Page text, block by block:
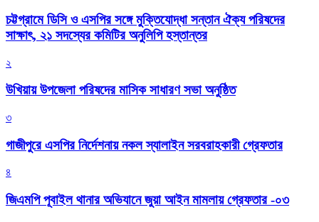
চট্টগ্রামে ডিসি ও এসপির সঙ্গে মুক্তিযোদ্ধা সন্তান ঐক্য পরিষদের
সাক্ষাৎ, ২১ সদস্যের কমিটির অনুলিপি হস্তান্তর
২
উখিয়ায় উপজেলা পরিষদের মাসিক সাধারণ সভা অনুষ্ঠিত
৩
গাজীপুরে এসপির নির্দেশনায় নকল স্যালাইন সরবরাহকারী গ্রেফতার
৪
জিএমপি পূবাইল থানার অভিযানে জুয়া আইন মামলায় গ্রেফতার -০৩